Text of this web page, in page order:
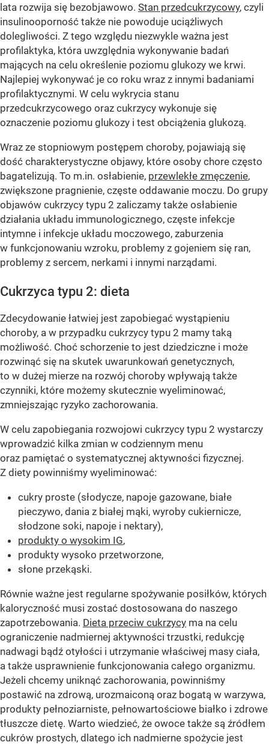
lata rozwija się bezobjawowo. Stan przedcukrzycowy, czyli
insulinooporność także nie powoduje uciążliwych
dolegliwości. Z tego względu niezwykle ważna jest
profilaktyka, która uwzględnia wykonywanie badań
mających na celu określenie poziomu glukozy we krwi.
Najlepiej wykonywać je co roku wraz z innymi badaniami
profilaktycznymi. W celu wykrycia stanu
przedcukrzycowego oraz cukrzycy wykonuje się
oznaczenie poziomu glukozy i test obciążenia glukozą.
Wraz ze stopniowym postępem choroby, pojawiają się
dość charakterystyczne objawy, które osoby chore często
bagatelizują. To m.in. osłabienie, przewlekłe zmęczenie,
zwiększone pragnienie, częste oddawanie moczu. Do grupy
objawów cukrzycy typu 2 zaliczamy także osłabienie
działania układu immunologicznego, częste infekcje
intymne i infekcje układu moczowego, zaburzenia
w funkcjonowaniu wzroku, problemy z gojeniem się ran,
problemy z sercem, nerkami i innymi narządami.
Cukrzyca typu 2: dieta
Zdecydowanie łatwiej jest zapobiegać wystąpieniu
choroby, a w przypadku cukrzycy typu 2 mamy taką
możliwość. Choć schorzenie to jest dziedziczne i może
rozwinąć się na skutek uwarunkowań genetycznych,
to w dużej mierze na rozwój choroby wpływają także
czynniki, które możemy skutecznie wyeliminować,
zmniejszając ryzyko zachorowania.
W celu zapobiegania rozwojowi cukrzycy typu 2 wystarczy
wprowadzić kilka zmian w codziennym menu
oraz pamiętać o systematycznej aktywności fizycznej.
Z diety powinniśmy wyeliminować:
cukry proste (słodycze, napoje gazowane, białe
pieczywo, dania z białej mąki, wyroby cukiernicze,
słodzone soki, napoje i nektary),
produkty o wysokim IG,
produkty wysoko przetworzone,
słone przekąski.
Równie ważne jest regularne spożywanie posiłków, których
kaloryczność musi zostać dostosowana do naszego
zapotrzebowania. Dieta przeciw cukrzycy ma na celu
ograniczenie nadmiernej aktywności trzustki, redukcję
nadwagi bądź otyłości i utrzymanie właściwej masy ciała,
a także usprawnienie funkcjonowania całego organizmu.
Jeżeli chcemy uniknąć zachorowania, powinniśmy
postawić na zdrową, urozmaiconą oraz bogatą w warzywa,
produkty pełnoziarniste, pełnowartościowe białko i zdrowe
tłuszcze dietę. Warto wiedzieć, że owoce także są źródłem
cukrów prostych, dlatego ich nadmierne spożycie jest